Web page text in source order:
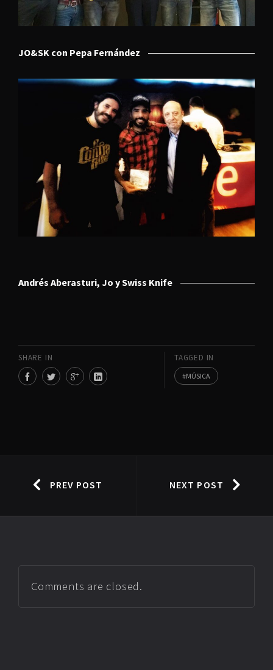
JO&SK con Pepa Fernández
Andrés Aberasturi, Jo y Swiss Knife
SHARE IN TAGGED IN
MÚSICA
PREV POST NEXT POST
Comments are closed.